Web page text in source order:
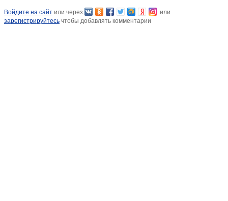
Войдите на сайт или через
или
зарегистрируйтесь чтобы добавлять комментарии